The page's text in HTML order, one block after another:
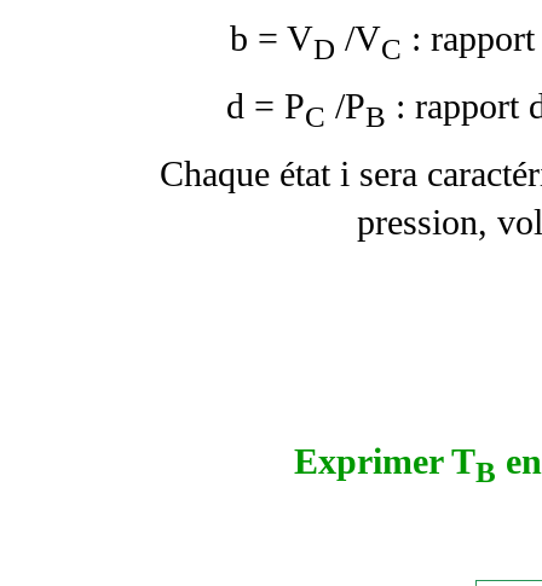
b = VD /VC :
d = PC /PB : rapport
Chaque état i sera
pression,
Exprimer TB